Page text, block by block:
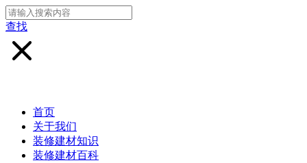
查找
首页
关于我们
装修建材知识
装修建材百科